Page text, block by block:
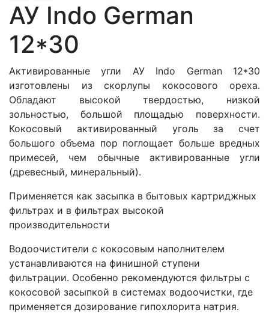
АУ Indo German
12*30
Активированные угли АУ Indo German 12*30
изготовлены из скорлупы кокосового ореха.
Обладают высокой твердостью, низкой
зольностью, большой площадью поверхности.
Кокосовый активированный уголь за счет
большого объема пор поглощает больше вредных
примесей, чем обычные активированные угли
(древесный, минеральный).
Применяется как засыпка в бытовых картриджных
фильтрах и в фильтрах высокой
производительности
Водоочистители с кокосовым наполнителем
устанавливаются на финишной ступени
фильтрации. Особенно рекомендуются фильтры с
кокосовой засыпкой в системах водоочистки, где
применяется дозирование гипохлорита натрия.